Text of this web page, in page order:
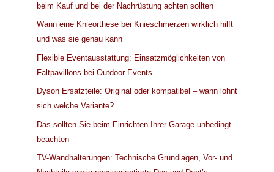
beim Kauf und bei der Nachrüstung achten sollten
Wann eine Knieorthese bei Knieschmerzen wirklich hilft
und was sie genau kann
Flexible Eventausstattung: Einsatzmöglichkeiten von
Faltpavillons bei Outdoor-Events
Dyson Ersatzteile: Original oder kompatibel – wann lohnt
sich welche Variante?
Das sollten Sie beim Einrichten Ihrer Garage unbedingt
beachten
TV-Wandhalterungen: Technische Grundlagen, Vor- und